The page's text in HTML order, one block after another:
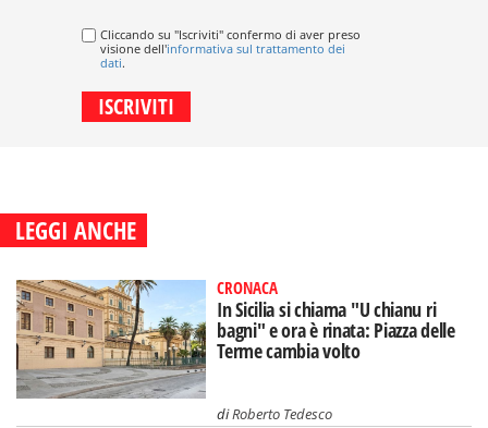
Cliccando su "Iscriviti" confermo di aver preso
visione dell'informativa sul trattamento dei
dati.
LEGGI ANCHE
CRONACA
In Sicilia si chiama "U chianu ri
bagni" e ora è rinata: Piazza delle
Terme cambia volto
diRoberto Tedesco